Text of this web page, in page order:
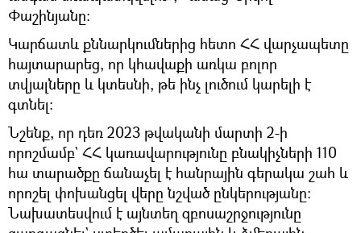
Փաշինյանը։
Կարճատև քննարկումներից հետո ՀՀ վարչապետը
հայտարարեց, որ կհավաքի առկա բոլոր
տվյալները և կտեսնի, թե ինչ լուծում կարելի է
գտնել:
Նշենք, որ դեռ 2023 թվականի մարտի 2-ի
որոշմամբ` ՀՀ կառավարությունը բնակիչների 110
հա տարածքը ճանաչել է հանրային գերակա շահ և
որոշել փոխանցել վերը նշված ընկերությանը։
Նախատեսվում է այնտեղ զբոսաշրջությունը